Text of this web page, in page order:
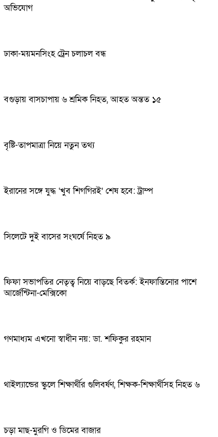
অভিযোগ
ঢাকা-ময়মনসিংহ ট্রেন চলাচল বন্ধ
বগুড়ায় বাসচাপায় ৬ শ্রমিক নিহত, আহত অন্তত ১৫
বৃষ্টি-তাপমাত্রা নিয়ে নতুন তথ্য
ইরানের সঙ্গে যুদ্ধ ‘খুব শিগগিরই’ শেষ হবে: ট্রাম্প
সিলেটে দুই বাসের সংঘর্ষে নিহত ৯
ফিফা সভাপতির নেতৃত্ব নিয়ে বাড়ছে বিতর্ক: ইনফান্তিনোর পাশে
আর্জেন্টিনা-মেক্সিকো
গণমাধ্যম এখনো স্বাধীন নয়: ডা. শফিকুর রহমান
থাইল্যান্ডের স্কুলে শিক্ষার্থীর গুলিবর্ষণ, শিক্ষক-শিক্ষার্থীসহ নিহত ৬
চড়া মাছ-মুরগি ও ডিমের বাজার